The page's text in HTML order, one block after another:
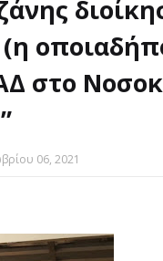
στο
06, 2021